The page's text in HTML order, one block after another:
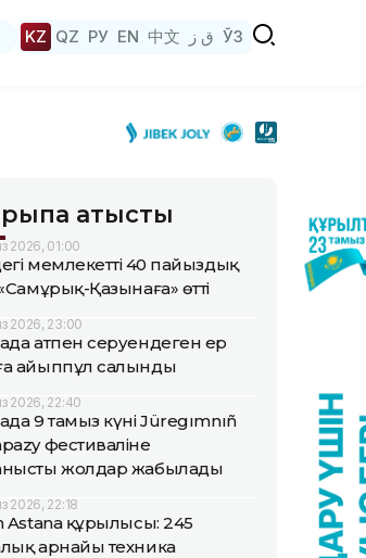
KZ QZ РУ EN 中文 ق ز ЎЗ
қатысты
2026, 01:00
мемлекеттің 40 пайыздық
Қазынаға» өтті
2026, 23:00
атпен серуендеген ер
айыппұл салынды
2026, 22:40
9 тамыз күні Jüregımnıñ
фестиваліне
жолдар жабылады
2026, 22:18
Astana құрылысы: 245
арнайы техника